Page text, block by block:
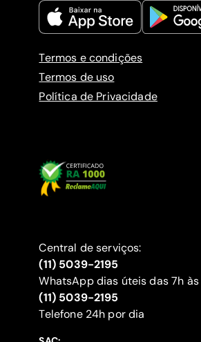
Termos e condições
Termos de uso
Política de Privacidade
Central de serviços:
(11) 5039-2195
WhatsApp dias úteis das 7h
(11) 5039-2195
‍Telefone 24h por dia